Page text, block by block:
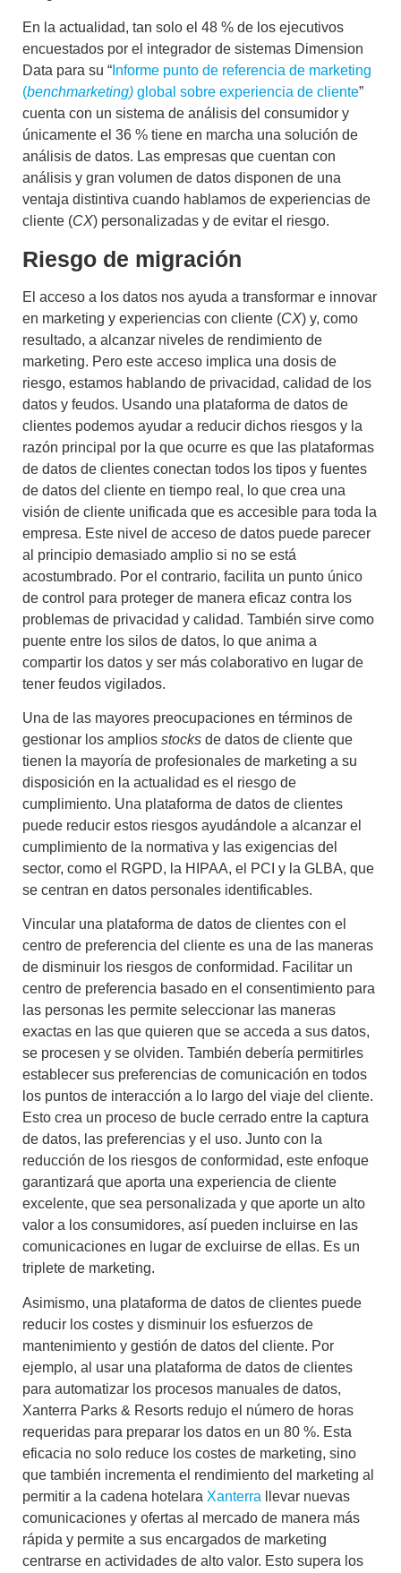
En la actualidad, tan solo el 48 % de los ejecutivos
encuestados por el integrador de sistemas Dimension
Data para su “ Informe punto de referencia de marketing
(benchmarketing) global sobre experiencia de cliente”
cuenta con un sistema de análisis del consumidor y
únicamente el 36 % tiene en marcha una solución de
análisis de datos. Las empresas que cuentan con
análisis y gran volumen de datos disponen de una
ventaja distintiva cuando hablamos de experiencias de
cliente (CX) personalizadas y de evitar el riesgo.
Riesgo de migración
El acceso a los datos nos ayuda a transformar e innovar
en marketing y experiencias con cliente (CX) y, como
resultado, a alcanzar niveles de rendimiento de
marketing. Pero este acceso implica una dosis de
riesgo, estamos hablando de privacidad, calidad de los
datos y feudos. Usando una plataforma de datos de
clientes podemos ayudar a reducir dichos riesgos y la
razón principal por la que ocurre es que las plataformas
de datos de clientes conectan todos los tipos y fuentes
de datos del cliente en tiempo real, lo que crea una
visión de cliente unificada que es accesible para toda la
empresa. Este nivel de acceso de datos puede parecer
al principio demasiado amplio si no se está
acostumbrado. Por el contrario, facilita un punto único
de control para proteger de manera eficaz contra los
problemas de privacidad y calidad. También sirve como
puente entre los silos de datos, lo que anima a
compartir los datos y ser más colaborativo en lugar de
tener feudos vigilados.
Una de las mayores preocupaciones en términos de
gestionar los amplios stocks de datos de cliente que
tienen la mayoría de profesionales de marketing a su
disposición en la actualidad es el riesgo de
cumplimiento. Una plataforma de datos de clientes
puede reducir estos riesgos ayudándole a alcanzar el
cumplimiento de la normativa y las exigencias del
sector, como el RGPD, la HIPAA, el PCI y la GLBA, que
se centran en datos personales identificables.
Vincular una plataforma de datos de clientes con el
centro de preferencia del cliente es una de las maneras
de disminuir los riesgos de conformidad. Facilitar un
centro de preferencia basado en el consentimiento para
las personas les permite seleccionar las maneras
exactas en las que quieren que se acceda a sus datos,
se procesen y se olviden. También debería permitirles
establecer sus preferencias de comunicación en todos
los puntos de interacción a lo largo del viaje del cliente.
Esto crea un proceso de bucle cerrado entre la captura
de datos, las preferencias y el uso. Junto con la
reducción de los riesgos de conformidad, este enfoque
garantizará que aporta una experiencia de cliente
excelente, que sea personalizada y que aporte un alto
valor a los consumidores, así pueden incluirse en las
comunicaciones en lugar de excluirse de ellas. Es un
triplete de marketing.
Asimismo, una plataforma de datos de clientes puede
reducir los costes y disminuir los esfuerzos de
mantenimiento y gestión de datos del cliente. Por
ejemplo, al usar una plataforma de datos de clientes
para automatizar los procesos manuales de datos,
Xanterra Parks & Resorts redujo el número de horas
requeridas para preparar los datos en un 80 %. Esta
eficacia no solo reduce los costes de marketing, sino
que también incrementa el rendimiento del marketing al
permitir a la cadena hotelara Xanterra llevar nuevas
comunicaciones y ofertas al mercado de manera más
rápida y permite a sus encargados de marketing
centrarse en actividades de alto valor. Esto supera los